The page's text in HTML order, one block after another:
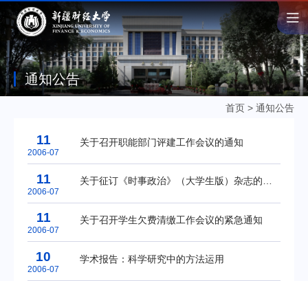
通知公告
首页 > 通知公告
11
2006-07
关于召开职能部门评建工作会议的通知
11
2006-07
关于征订《时事政治》（大学生版）杂志的通知
11
2006-07
关于召开学生欠费清缴工作会议的紧急通知
10
2006-07
学术报告：科学研究中的方法运用